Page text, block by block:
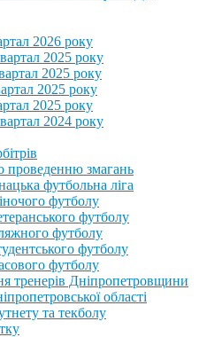
2026 року
2025 року
2025 року
2025 року
2025 року
2024 року
проведенню змагань
футбольна ліга
футболу
футболу
футболу
футболу
футболу
тренерів Дніпропетровщини
області
та текболу